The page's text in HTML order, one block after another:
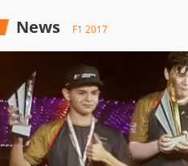
News F1 2017